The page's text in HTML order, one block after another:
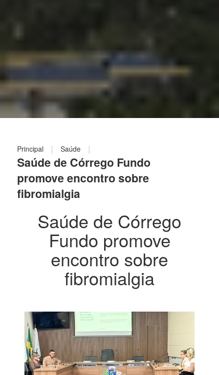
Principal | Saúde |
Saúde de Córrego Fundo
promove encontro sobre
fibromialgia
Saúde de Córrego
Fundo promove
encontro sobre
fibromialgia